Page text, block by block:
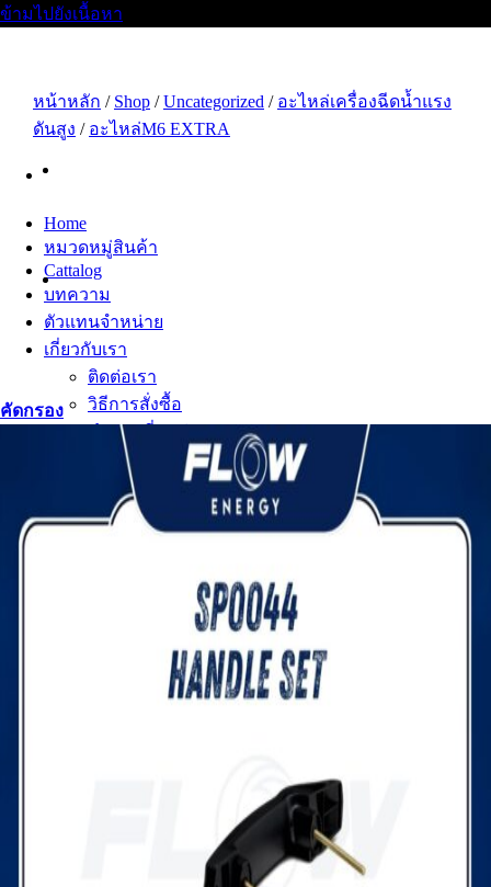
ข้ามไปยังเนื้อหา
Home
หมวดหมู่สินค้า
Cattalog
บทความ
ตัวแทนจำหน่าย
เกี่ยวกับเรา
ติดต่อเรา
วิธีการสั่งซื้อ
คำถามที่พบบ่อย
สมัครงาน
เซลล์
บัญชี
หน้าหลัก / Shop / Uncategorized / อะไหล่เครื่องฉีดน้ำแรง
ดันสูง / อะไหล่M6 EXTRA
คัดกรอง